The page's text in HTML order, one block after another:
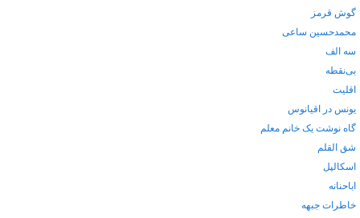
گوش قرمز
محمدحسین ساعی
سه الف
بی‌نقطه
اقلیت
یونس در اقیانوس
گاه نوشت یک خانم معلم
شق القلم
اسکالپل
اباحنانه
خاطرات جبهه